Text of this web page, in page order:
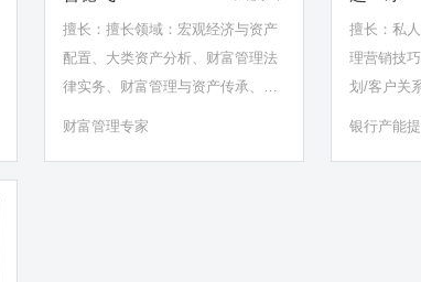
擅长：擅长领域：宏观经济与资产
配置、大类资产分析、财富管理法
律实务、财富管理与资产传承、风
财富管理专家
擅长：私
理营销技
划/客户关
银行产能